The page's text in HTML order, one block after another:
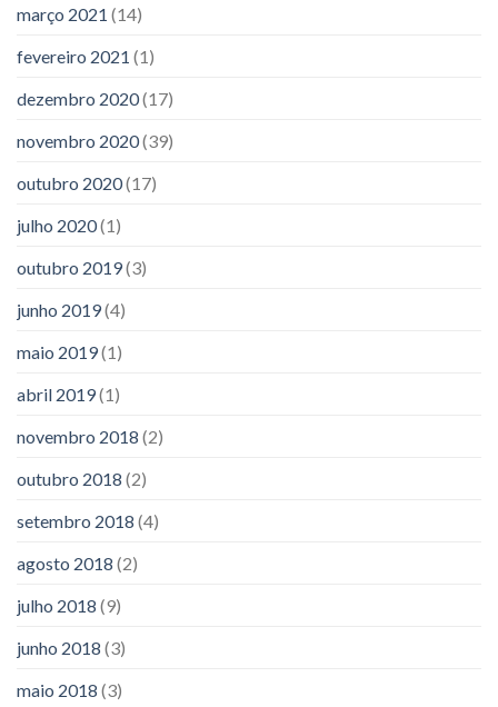
março 2021 (14)
fevereiro 2021 (1)
dezembro 2020(17)
novembro 2020(39)
outubro 2020(17)
julho 2020(1)
outubro 2019(3)
junho 2019(4)
maio 2019(1)
abril 2019(1)
novembro 2018 (2)
outubro 2018 (2)
setembro 2018 (4)
agosto 2018 (2)
julho 2018 (9)
junho 2018 (3)
maio 2018 (3)